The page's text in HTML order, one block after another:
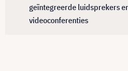
geïntegreerde luidsprekers
videoconferenties